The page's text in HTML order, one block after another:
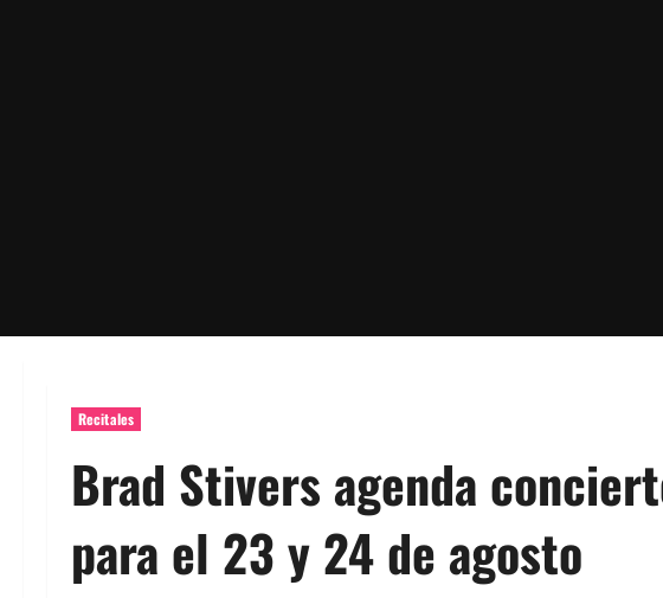
Recitales
Brad Stivers agenda
para el 23 y 24 de agosto